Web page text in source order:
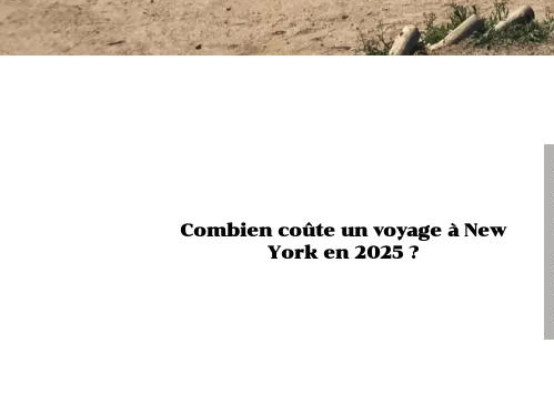
Combien coûte un voyage à New
York en 2025 ?